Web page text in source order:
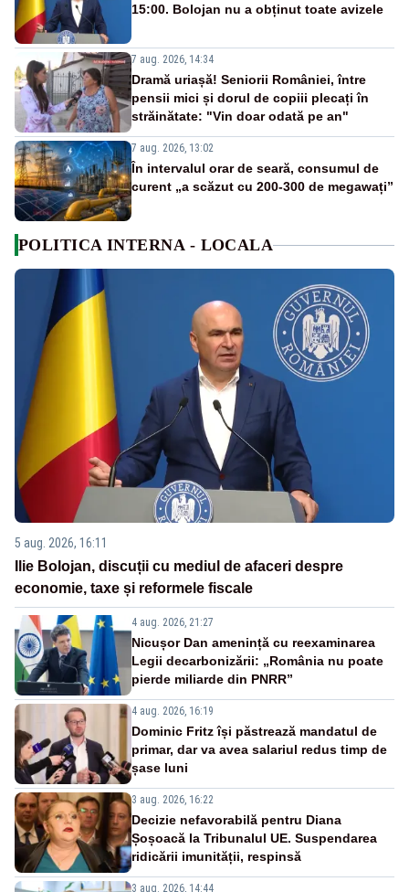
15:00. Bolojan nu a obținut toate avizele
7 aug. 2026, 14:34
Dramă uriașă! Seniorii României, între
pensii mici și dorul de copiii plecați în
străinătate: "Vin doar odată pe an"
7 aug. 2026, 13:02
În intervalul orar de seară, consumul de
curent „a scăzut cu 200-300 de megawați”
POLITICA INTERNA - LOCALA
5 aug. 2026, 16:11
Ilie Bolojan, discuții cu mediul de afaceri despre
economie, taxe și reformele fiscale
4 aug. 2026, 21:27
Nicușor Dan amenință cu reexaminarea
Legii decarbonizării: „România nu poate
pierde miliarde din PNRR”
4 aug. 2026, 16:19
Dominic Fritz își păstrează mandatul de
primar, dar va avea salariul redus timp de
șase luni
3 aug. 2026, 16:22
Decizie nefavorabilă pentru Diana
Șoșoacă la Tribunalul UE. Suspendarea
ridicării imunității, respinsă
3 aug. 2026, 14:44